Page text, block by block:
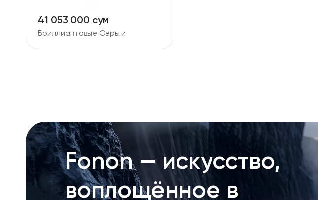
41 053 000 сум
Бриллиантовые Серьги
Fonon — искусство,
воплощённое в